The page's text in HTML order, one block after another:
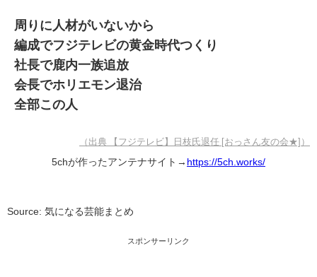
周りに人材がいないから
編成でフジテレビの黄金時代つくり
社長で鹿内一族追放
会長でホリエモン退治
全部この人
（出典 【フジテレビ】日枝氏退任 [おっさん友の会★]）
5chが作ったアンテナサイト→ https://5ch.works/
Source: 気になる芸能まとめ
スポンサーリンク